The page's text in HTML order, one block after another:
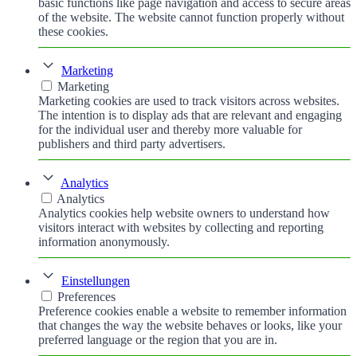
basic functions like page navigation and access to secure areas
of the website. The website cannot function properly without
these cookies.
Marketing
Marketing
Marketing cookies are used to track visitors across websites.
The intention is to display ads that are relevant and engaging
for the individual user and thereby more valuable for
publishers and third party advertisers.
Analytics
Analytics
Analytics cookies help website owners to understand how
visitors interact with websites by collecting and reporting
information anonymously.
Einstellungen
Preferences
Preference cookies enable a website to remember information
that changes the way the website behaves or looks, like your
preferred language or the region that you are in.